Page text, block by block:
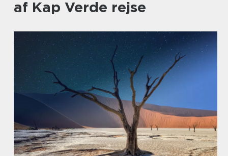
af Kap Verde rejse